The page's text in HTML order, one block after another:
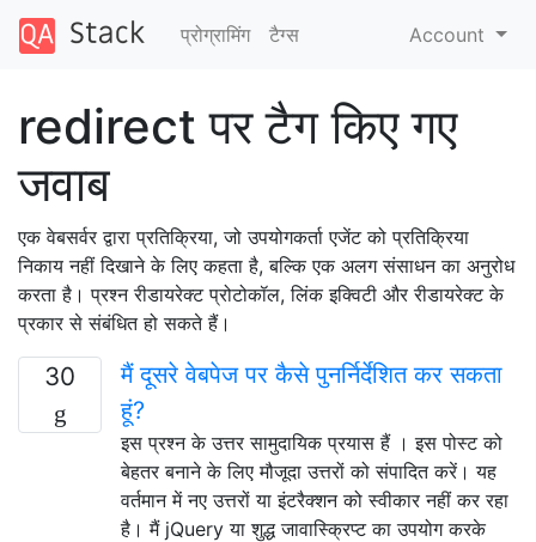
प्रोग्रामिंग टैग्‍स Account
redirect पर टैग किए गए
जवाब
एक वेबसर्वर द्वारा प्रतिक्रिया, जो उपयोगकर्ता एजेंट को प्रतिक्रिया
निकाय नहीं दिखाने के लिए कहता है, बल्कि एक अलग संसाधन का अनुरोध
करता है। प्रश्न रीडायरेक्ट प्रोटोकॉल, लिंक इक्विटी और रीडायरेक्ट के
प्रकार से संबंधित हो सकते हैं।
30
मैं दूसरे वेबपेज पर कैसे पुनर्निर्देशित कर सकता
हूं?
इस प्रश्न के उत्तर सामुदायिक प्रयास हैं । इस पोस्ट को
बेहतर बनाने के लिए मौजूदा उत्तरों को संपादित करें। यह
वर्तमान में नए उत्तरों या इंटरैक्शन को स्वीकार नहीं कर रहा
है। मैं jQuery या शुद्ध जावास्क्रिप्ट का उपयोग करके